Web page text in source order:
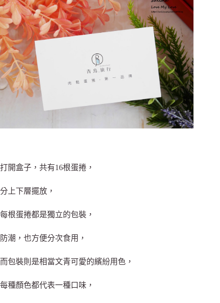
打開盒子，共有16根蛋捲，
分上下層擺放，
每根蛋捲都是獨立的包裝，
防潮，也方便分次食用，
而包裝則是相當文青可愛的繽紛用色，
每種顏色都代表一種口味，